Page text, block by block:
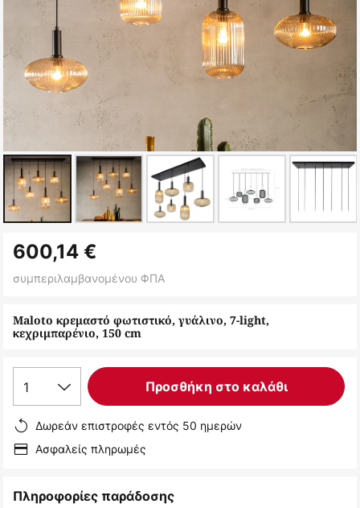
στην
αρχή
συλλογής
εικόνων
Maloto κρεμαστό φωτιστικό, γυάλινο, 7-light,
κεχριμπαρένιο, 150 cm
600,14 €
συμπεριλαμβανομένου ΦΠΑ
1 Προσθήκη στο καλάθι
Δωρεάν επιστροφές εντός 50 ημερών
Ασφαλείς πληρωμές
Πληροφορίες παράδοσης